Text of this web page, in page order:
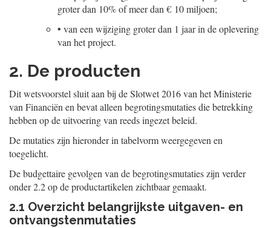
groter dan 10% of meer dan € 10 miljoen;
• van een wijziging groter dan 1 jaar in de oplevering
van het project.
2. De producten
Dit wetsvoorstel sluit aan bij de Slotwet 2016 van het Ministerie
van Financiën en bevat alleen begrotingsmutaties die betrekking
hebben op de uitvoering van reeds ingezet beleid.
De mutaties zijn hieronder in tabelvorm weergegeven en
toegelicht.
De budgettaire gevolgen van de begrotingsmutaties zijn verder
onder 2.2 op de productartikelen zichtbaar gemaakt.
2.1 Overzicht belangrijkste uitgaven- en
ontvangstenmutaties